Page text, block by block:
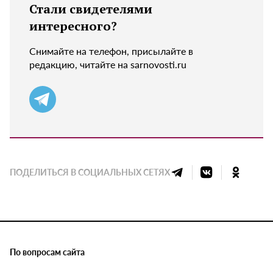
Стали свидетелями
интересного?
Снимайте на телефон, присылайте в
редакцию, читайте на sarnovosti.ru
ПОДЕЛИТЬСЯ В СОЦИАЛЬНЫХ СЕТЯХ
По вопросам сайта